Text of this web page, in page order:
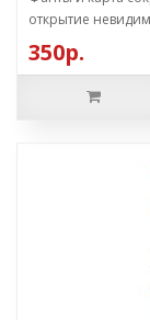
открытие
350р.